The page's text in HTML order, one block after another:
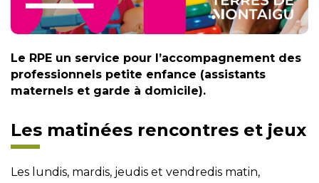
Le RPE un service pour l’accompagnement des
professionnels petite enfance (assistants
maternels et garde à domicile).
Les matinées rencontres et jeux
Les lundis, mardis, jeudis et vendredis matin,